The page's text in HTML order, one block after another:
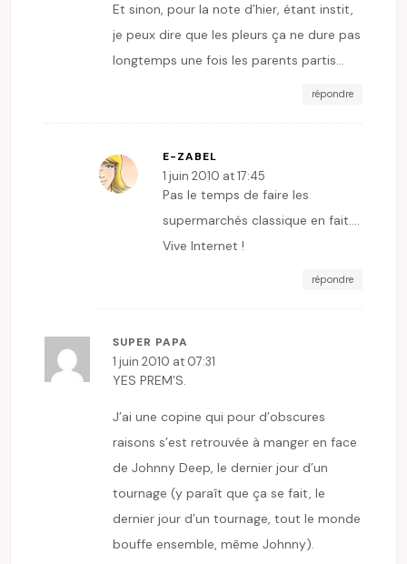
Et sinon, pour la note d’hier, étant instit,
je peux dire que les pleurs ça ne dure pas
longtemps une fois les parents partis…
répondre
E-ZABEL
1 juin 2010 at 17:45
Pas le temps de faire les
supermarchés classique en fait….
Vive Internet !
répondre
SUPER PAPA
1 juin 2010 at 07:31
YES PREM’S.
J’ai une copine qui pour d’obscures
raisons s’est retrouvée à manger en face
de Johnny Deep, le dernier jour d’un
tournage (y paraît que ça se fait, le
dernier jour d’un tournage, tout le monde
bouffe ensemble, même Johnny).